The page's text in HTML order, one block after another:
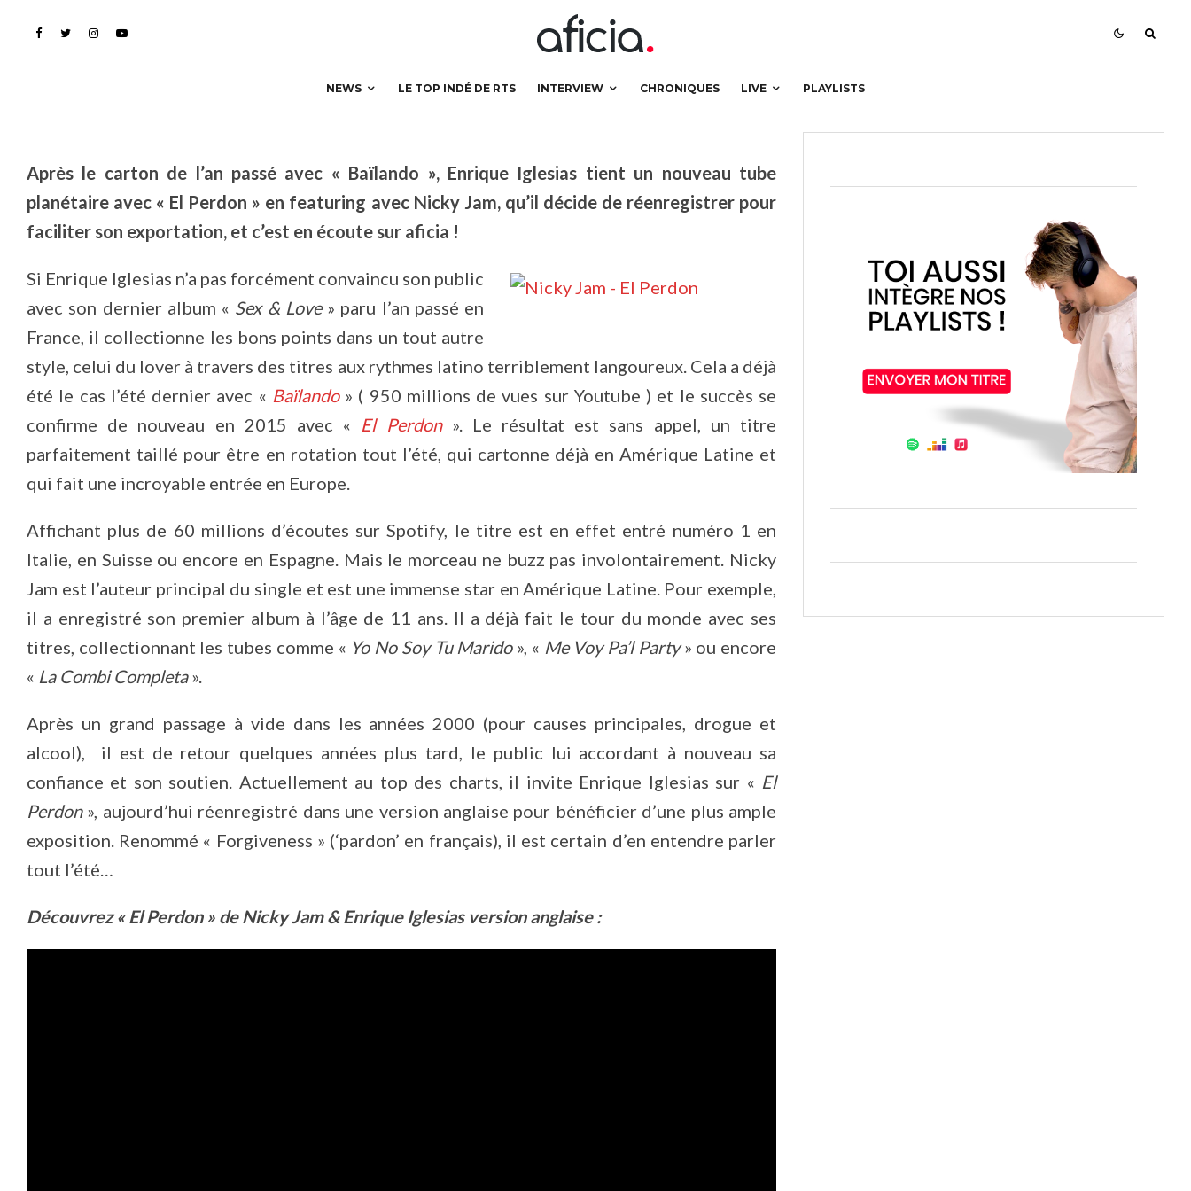
NEWS LE TOP INDÉ DE RTS INTERVIEW CHRONIQUES LIVE PLAYLISTS
d’Enrique Iglesias & Nicky Jam !
Après le carton de l’an passé avec « Baïlando », Enrique Iglesias tient un nouveau tube
planétaire avec « El Perdon » en featuring avec Nicky Jam, qu’il décide de réenregistrer pour
faciliter son exportation, et c’est en écoute sur aficia !
Si Enrique Iglesias n’a pas forcément convaincu son public
avec son dernier album « Sex & Love» paru l’an passé en
France, il collectionne les bons points dans un tout autre
style, celui du lover à travers des titres aux rythmes latino terriblement langoureux. Cela a déjà
été le cas l’été dernier avec « Baïlando» ( 950 millions de vues sur Youtube ) et le succès se
confirme de nouveau en 2015 avec « El Perdon». Le résultat est sans appel, un titre
parfaitement taillé pour être en rotation tout l’été, qui cartonne déjà en Amérique Latine et
qui fait une incroyable entrée en Europe.
Affichant plus de 60 millions d’écoutes sur Spotify, le titre est en effet entré numéro 1 en
Italie, en Suisse ou encore en Espagne. Mais le morceau ne buzz pas involontairement. Nicky
Jam est l’auteur principal du single et est une immense star en Amérique Latine. Pour exemple,
il a enregistré son premier album à l’âge de 11 ans. Il a déjà fait le tour du monde avec ses
titres, collectionnant les tubes comme « Yo No Soy Tu Marido », « Me Voy Pa’l Party» ou encore
« La Combi Completa».
Après un grand passage à vide dans les années 2000 (pour causes principales, drogue et
alcool), il est de retour quelques années plus tard, le public lui accordant à nouveau sa
confiance et son soutien. Actuellement au top des charts, il invite Enrique Iglesias sur « El
Perdon », aujourd’hui réenregistré dans une version anglaise pour bénéficier d’une plus ample
exposition. Renommé « Forgiveness » (‘pardon’ en français), il est certain d’en entendre parler
tout l’été…
Découvrez « El Perdon » de Nicky Jam & Enrique Iglesias version anglaise :